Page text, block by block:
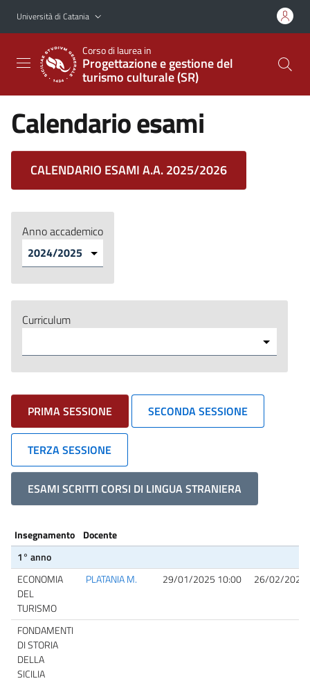
Vai al contenuto principale
Vai al menu di navigazione
Università di Catania
Corso di laurea in
Progettazione e gestione del
turismo culturale (SR)
Calendario esami
CALENDARIO ESAMI A.A. 2025/2026
Anno accademico
Curriculum
PRIMA SESSIONE SECONDA SESSIONE
TERZA SESSIONE
ESAMI SCRITTI CORSI DI LINGUA STRANIERA
Insegnamento
Docente
1° anno
ECONOMIA
DEL
TURISMO
PLATANIA M. 29/01/2025 10:00 26/02/2025
FONDAMENTI
DI STORIA
DELLA
SICILIA